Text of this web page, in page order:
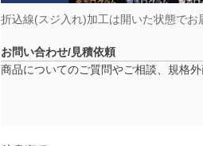
折込線(スジ入れ)加工は開いた状態で
お問い合わせ/見積依頼
商品についてのご質問やご相談、規格